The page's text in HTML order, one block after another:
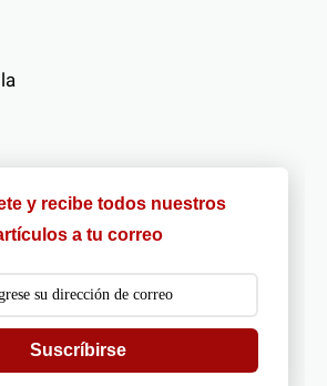
y recibe todos nuestros
a tu correo
Suscríbirse